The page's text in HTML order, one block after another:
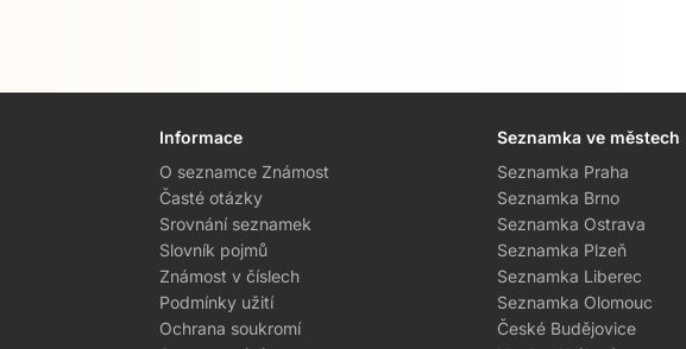
Informace
O seznamce Známost
Časté otázky
Srovnání seznamek
Slovník pojmů
Známost v číslech
Podmínky užití
Ochrana soukromí
Seznamka ve městech
Seznamka Praha
Seznamka Brno
Seznamka Ostrava
Seznamka Plzeň
Seznamka Liberec
Seznamka Olomouc
České Budějovice